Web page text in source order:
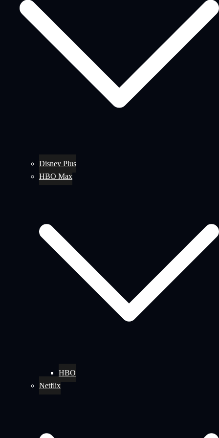
Disney Plus
HBO Max
HBO
Netflix